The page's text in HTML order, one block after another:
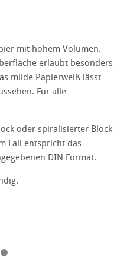
mit hohem Volumen.
erlaubt besonders
milde Papierweiß lässt
Für alle
oder spiralisierter Block
Fall entspricht das
DIN Format.